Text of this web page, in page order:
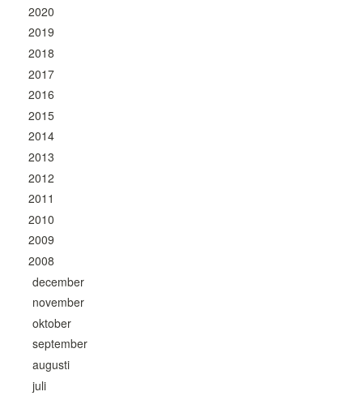
2020
2019
2018
2017
2016
2015
2014
2013
2012
2011
2010
2009
2008
december
november
oktober
september
augusti
juli